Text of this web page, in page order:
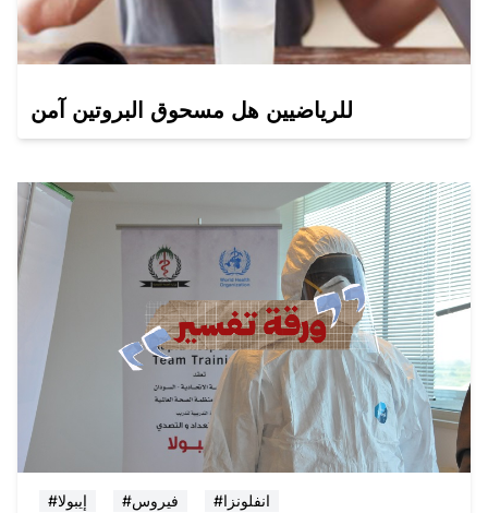
للرياضيين هل مسحوق البروتين آمن
#إيبولا #فيروس #انفلونزا